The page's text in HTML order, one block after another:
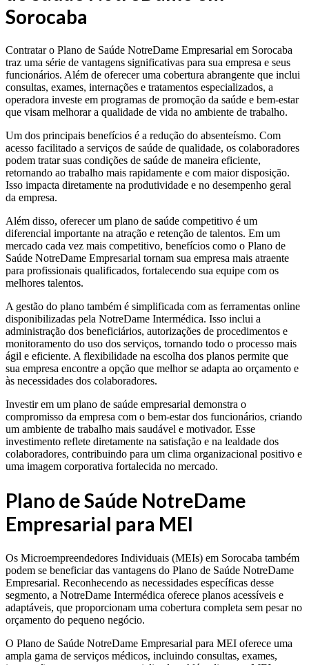
Sorocaba
Contratar o Plano de Saúde NotreDame Empresarial em Sorocaba
traz uma série de vantagens significativas para sua empresa e seus
funcionários. Além de oferecer uma cobertura abrangente que inclui
consultas, exames, internações e tratamentos especializados, a
operadora investe em programas de promoção da saúde e bem-estar
que visam melhorar a qualidade de vida no ambiente de trabalho.
Um dos principais benefícios é a redução do absenteísmo. Com
acesso facilitado a serviços de saúde de qualidade, os colaboradores
podem tratar suas condições de saúde de maneira eficiente,
retornando ao trabalho mais rapidamente e com maior disposição.
Isso impacta diretamente na produtividade e no desempenho geral
da empresa.
Além disso, oferecer um plano de saúde competitivo é um
diferencial importante na atração e retenção de talentos. Em um
mercado cada vez mais competitivo, benefícios como o Plano de
Saúde NotreDame Empresarial tornam sua empresa mais atraente
para profissionais qualificados, fortalecendo sua equipe com os
melhores talentos.
A gestão do plano também é simplificada com as ferramentas online
disponibilizadas pela NotreDame Intermédica. Isso inclui a
administração dos beneficiários, autorizações de procedimentos e
monitoramento do uso dos serviços, tornando todo o processo mais
ágil e eficiente. A flexibilidade na escolha dos planos permite que
sua empresa encontre a opção que melhor se adapta ao orçamento e
às necessidades dos colaboradores.
Investir em um plano de saúde empresarial demonstra o
compromisso da empresa com o bem-estar dos funcionários, criando
um ambiente de trabalho mais saudável e motivador. Esse
investimento reflete diretamente na satisfação e na lealdade dos
colaboradores, contribuindo para um clima organizacional positivo e
uma imagem corporativa fortalecida no mercado.
Plano de Saúde NotreDame
Empresarial para MEI
Os Microempreendedores Individuais (MEIs) em Sorocaba também
podem se beneficiar das vantagens do Plano de Saúde NotreDame
Empresarial. Reconhecendo as necessidades específicas desse
segmento, a NotreDame Intermédica oferece planos acessíveis e
adaptáveis, que proporcionam uma cobertura completa sem pesar no
orçamento do pequeno negócio.
O Plano de Saúde NotreDame Empresarial para MEI oferece uma
ampla gama de serviços médicos, incluindo consultas, exames,